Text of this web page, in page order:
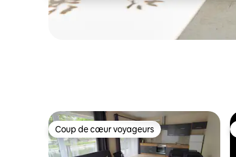
Coup de cœur voyageurs
Coup de cœur voyageurs